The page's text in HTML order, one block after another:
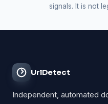
signals. It is not
UrlDetect
Independent, automated